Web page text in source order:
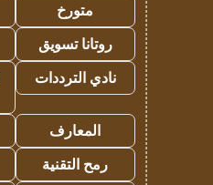
متورخ
روتانا تسويق
نادي الترددات
المعارف
رمح التقنية